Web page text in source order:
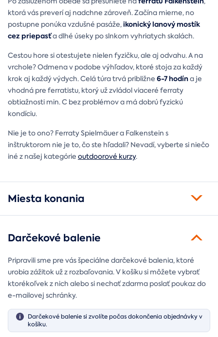
ktorá vás preverí aj nadchne zároveň. Začína mierne, no
postupne ponúka vzdušné pasáže,ikonický lanový mostík
cez priepasťa dlhé úseky po slnkom vyhriatych skalách.
Cestou hore si otestujete nielen fyzičku, ale aj odvahu. A na
vrchole? Odmena v podobe výhľadov, ktoré stoja za každý
krok aj každý výdych. Celá túra trvá približne 6-7 hodína je
vhodná pre ferratistu, ktorý už zvládol viaceré ferraty
obtiažnosti min. C bez problémov a má dobrú fyzickú
kondíciu.
Nie je to ono? Ferraty Spielmäuer a Falkenstein s
inštruktorom nie je to, čo ste hľadali? Nevadí, vyberte si niečo
iné z našej kategórie outdoorové kurzy.
Miesta konania
Darčekové balenie
Pripravili sme pre vás špeciálne darčekové balenia, ktoré
urobia zážitok už z rozbaľovania. V košíku si môžete vybrať
ktorékoľvek z nich alebo si nechať zdarma poslať poukaz do
e-mailovej schránky.
Darčekové balenie si zvolíte počas dokončenia objednávky v
košíku.